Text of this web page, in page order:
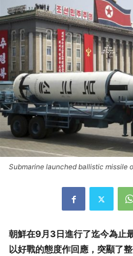
Submarine launched ballistic missile
朝鮮在9月3日進行了迄今為止
以好戰的態度作回應，突顯了